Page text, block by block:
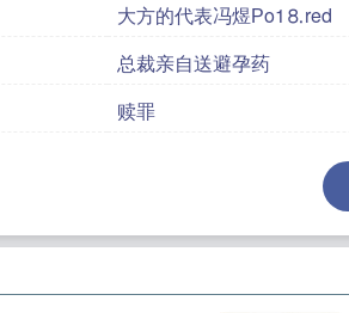
大方的代表冯煜Рo1⒏red
总裁亲自送避孕药
赎罪